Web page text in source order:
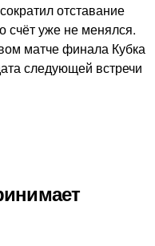
отставание
счёт уже не менялся.
матче финала Кубка
следующей встречи